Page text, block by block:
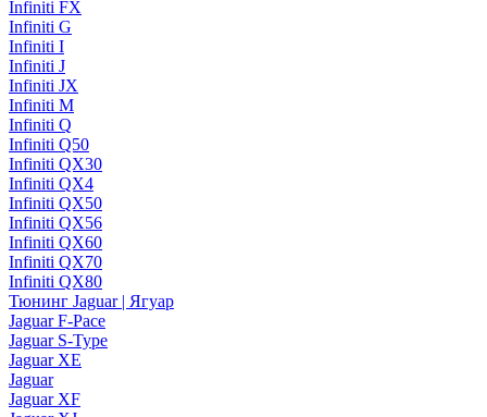
Infiniti FX
Infiniti G
Infiniti I
Infiniti J
Infiniti JX
Infiniti M
Infiniti Q
Infiniti Q50
Infiniti QX30
Infiniti QX4
Infiniti QX50
Infiniti QX56
Infiniti QX60
Infiniti QX70
Infiniti QX80
Тюнинг Jaguar | Ягуар
Jaguar F-Pace
Jaguar S-Type
Jaguar XE
Jaguar
Jaguar XF